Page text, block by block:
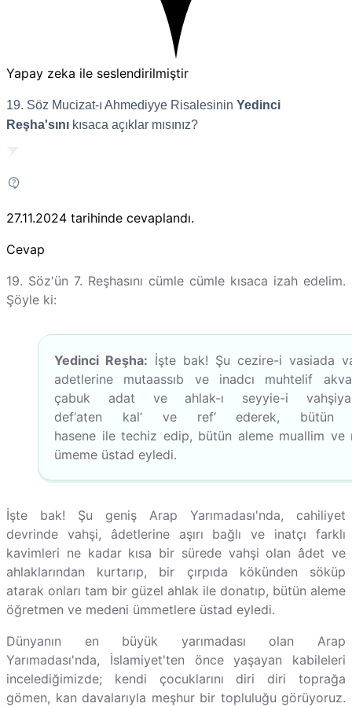
Yapay zeka ile seslendirilmiştir
19. Söz Mucizat-ı Ahmediyye Risalesinin Yedinci
Reşha'sını kısaca açıklar mısınız?
27.11.2024 tarihinde cevaplandı.
Cevap
19. Söz'ün 7. Reşhasını cümle cümle kısaca izah edelim.
Şöyle ki:
Yedinci Reşha: İşte bak! Şu cezire-i vasiada
adetlerine mutaassıb ve inadcı muhtelif
çabuk adat ve ahlak-ı seyyie-i
def‘aten kal‘ ve ref‘ ederek, bütün
hasene ile techiz edip, bütün aleme muallim ve
ümeme üstad eyledi.
İşte bak! Şu geniş Arap Yarımadası'nda, cahiliyet
devrinde vahşi, âdetlerine aşırı bağlı ve inatçı farklı
kavimleri ne kadar kısa bir sürede vahşi olan âdet ve
ahlaklarından kurtarıp, bir çırpıda kökünden söküp
atarak onları tam bir güzel ahlak ile donatıp, bütün aleme
öğretmen ve medeni ümmetlere üstad eyledi.
Dünyanın en büyük yarımadası olan Arap
Yarımadası'nda, İslamiyet'ten önce yaşayan kabileleri
incelediğimizde; kendi çocuklarını diri diri toprağa
gömen, kan davalarıyla meşhur bir topluluğu görüyoruz.